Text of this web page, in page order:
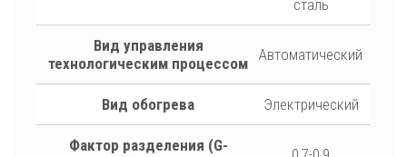
сталь
Вид управления
технологическим процессом Автоматический
Вид обогрева Электрический
Фактор разделения (G-